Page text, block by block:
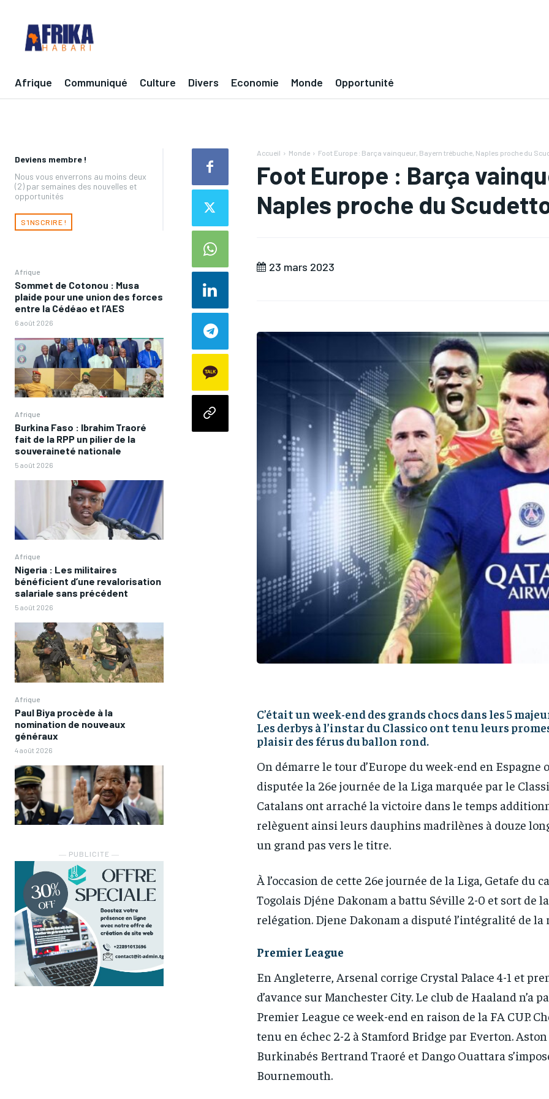
Afrique Communiqué Culture Divers Economie Monde Opportunité
Deviens membre !
Nous vous enverrons au moins deux
(2) par semaines des nouvelles et
opportunités
S'INSCRIRE !
Afrique
Sommet de Cotonou : Musa
plaide pour une union des forces
entre la Cédéao et l’AES
6 août 2026
Afrique
Burkina Faso : Ibrahim Traoré
fait de la RPP un pilier de la
souveraineté nationale
5 août 2026
Afrique
Nigeria : Les militaires
bénéficient d’une revalorisation
salariale sans précédent
5 août 2026
Afrique
Paul Biya procède à la
nomination de nouveaux
généraux
4 août 2026
― PUBLICITE ―
Accueil Monde Foot Europe : Barça vainqueur, Bayern trébuche, Naples proche du
Foot Europe : Barça
Naples proche du
23 mars 2023
C’était un week-end des grands chocs dans les 5
Les derbys à l’instar du Classico ont tenu leurs
plaisir des férus du ballon rond.
On démarre le tour d’Europe du week-end en Espagne
disputée la 26e journée de la Liga marquée par le
Catalans ont arraché la victoire dans le temps
relèguent ainsi leurs dauphins madrilènes à douze
un grand pas vers le titre.
À l’occasion de cette 26e journée de la Liga, Getafe du
Togolais Djéne Dakonam a battu Séville 2-0 et sort de
relégation. Djene Dakonam a disputé l’intégralité de la
Premier League
En Angleterre, Arsenal corrige Crystal Palace 4-1 et
d’avance sur Manchester City. Le club de Haaland n’a
Premier League ce week-end en raison de la FA CUP.
tenu en échec 2-2 à Stamford Bridge par Everton.
Burkinabés Bertrand Traoré et Dango Ouattara
Bournemouth.